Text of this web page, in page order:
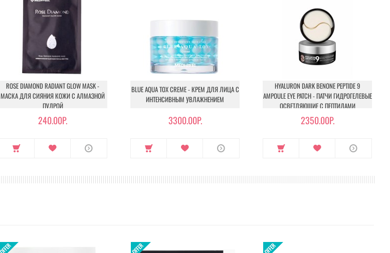
ROSE DIAMOND RADIANT GLOW MASK -
МАСКА ДЛЯ СИЯНИЯ КОЖИ С АЛМАЗНОЙ
ПУДРОЙ
240.00Р.
BLUE AQUA TOX CREME - КРЕМ ДЛЯ ЛИЦА С
ИНТЕНСИВНЫМ УВЛАЖНЕНИЕМ
3300.00Р.
HYALURON DARK BENONE PEPTIDE 9
AMPOULE EYE PATCH - ПАТЧИ ГИДРОГЕЛЕВЫЕ
ОСВЕТЛЯЮЩИЕ С ПЕПТИДАМИ
2350.00Р.